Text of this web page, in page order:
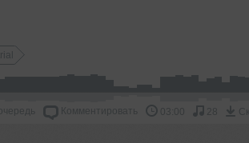
Комментировать 03:00 28